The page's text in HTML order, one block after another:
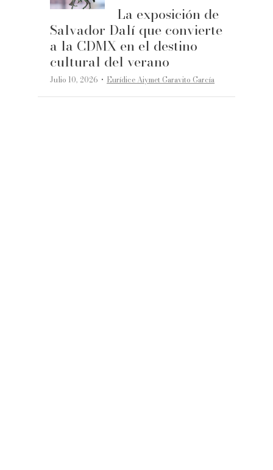
La exposición de
Salvador Dalí que convierte
a la CDMX en el destino
cultural del verano
Julio 10, 2026 ·Eurídice Aiymet Garavito García